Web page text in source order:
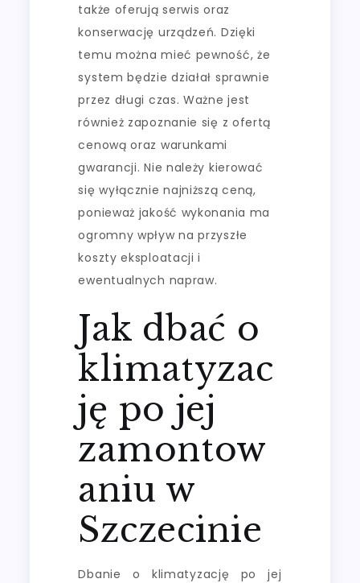
także oferują serwis oraz
konserwację urządzeń. Dzięki
temu można mieć pewność, że
system będzie działał sprawnie
przez długi czas. Ważne jest
również zapoznanie się z ofertą
cenową oraz warunkami
gwarancji. Nie należy kierować
się wyłącznie najniższą ceną,
ponieważ jakość wykonania ma
ogromny wpływ na przyszłe
koszty eksploatacji i
ewentualnych napraw.
Jak dbać o
klimatyzac
ję po jej
zamontow
aniu w
Szczecinie
Dbanie o klimatyzację po jej